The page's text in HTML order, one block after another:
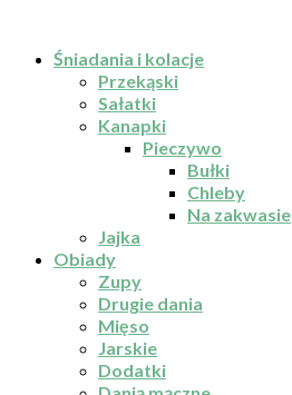
Śniadania i kolacje
Przekąski
Sałatki
Kanapki
Pieczywo
Bułki
Chleby
Na zakwasie
Jajka
Obiady
Zupy
Drugie dania
Mięso
Jarskie
Dodatki